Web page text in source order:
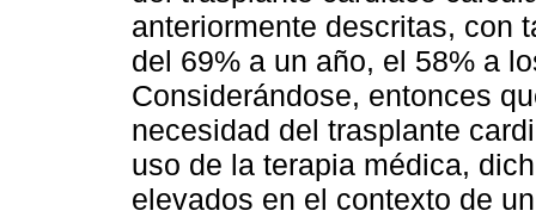
anteriormente descritas, con
del 69% a un año, el 58% a
Considerándose, entonces
necesidad del trasplante
uso de la terapia médica,
elevados en el contexto de